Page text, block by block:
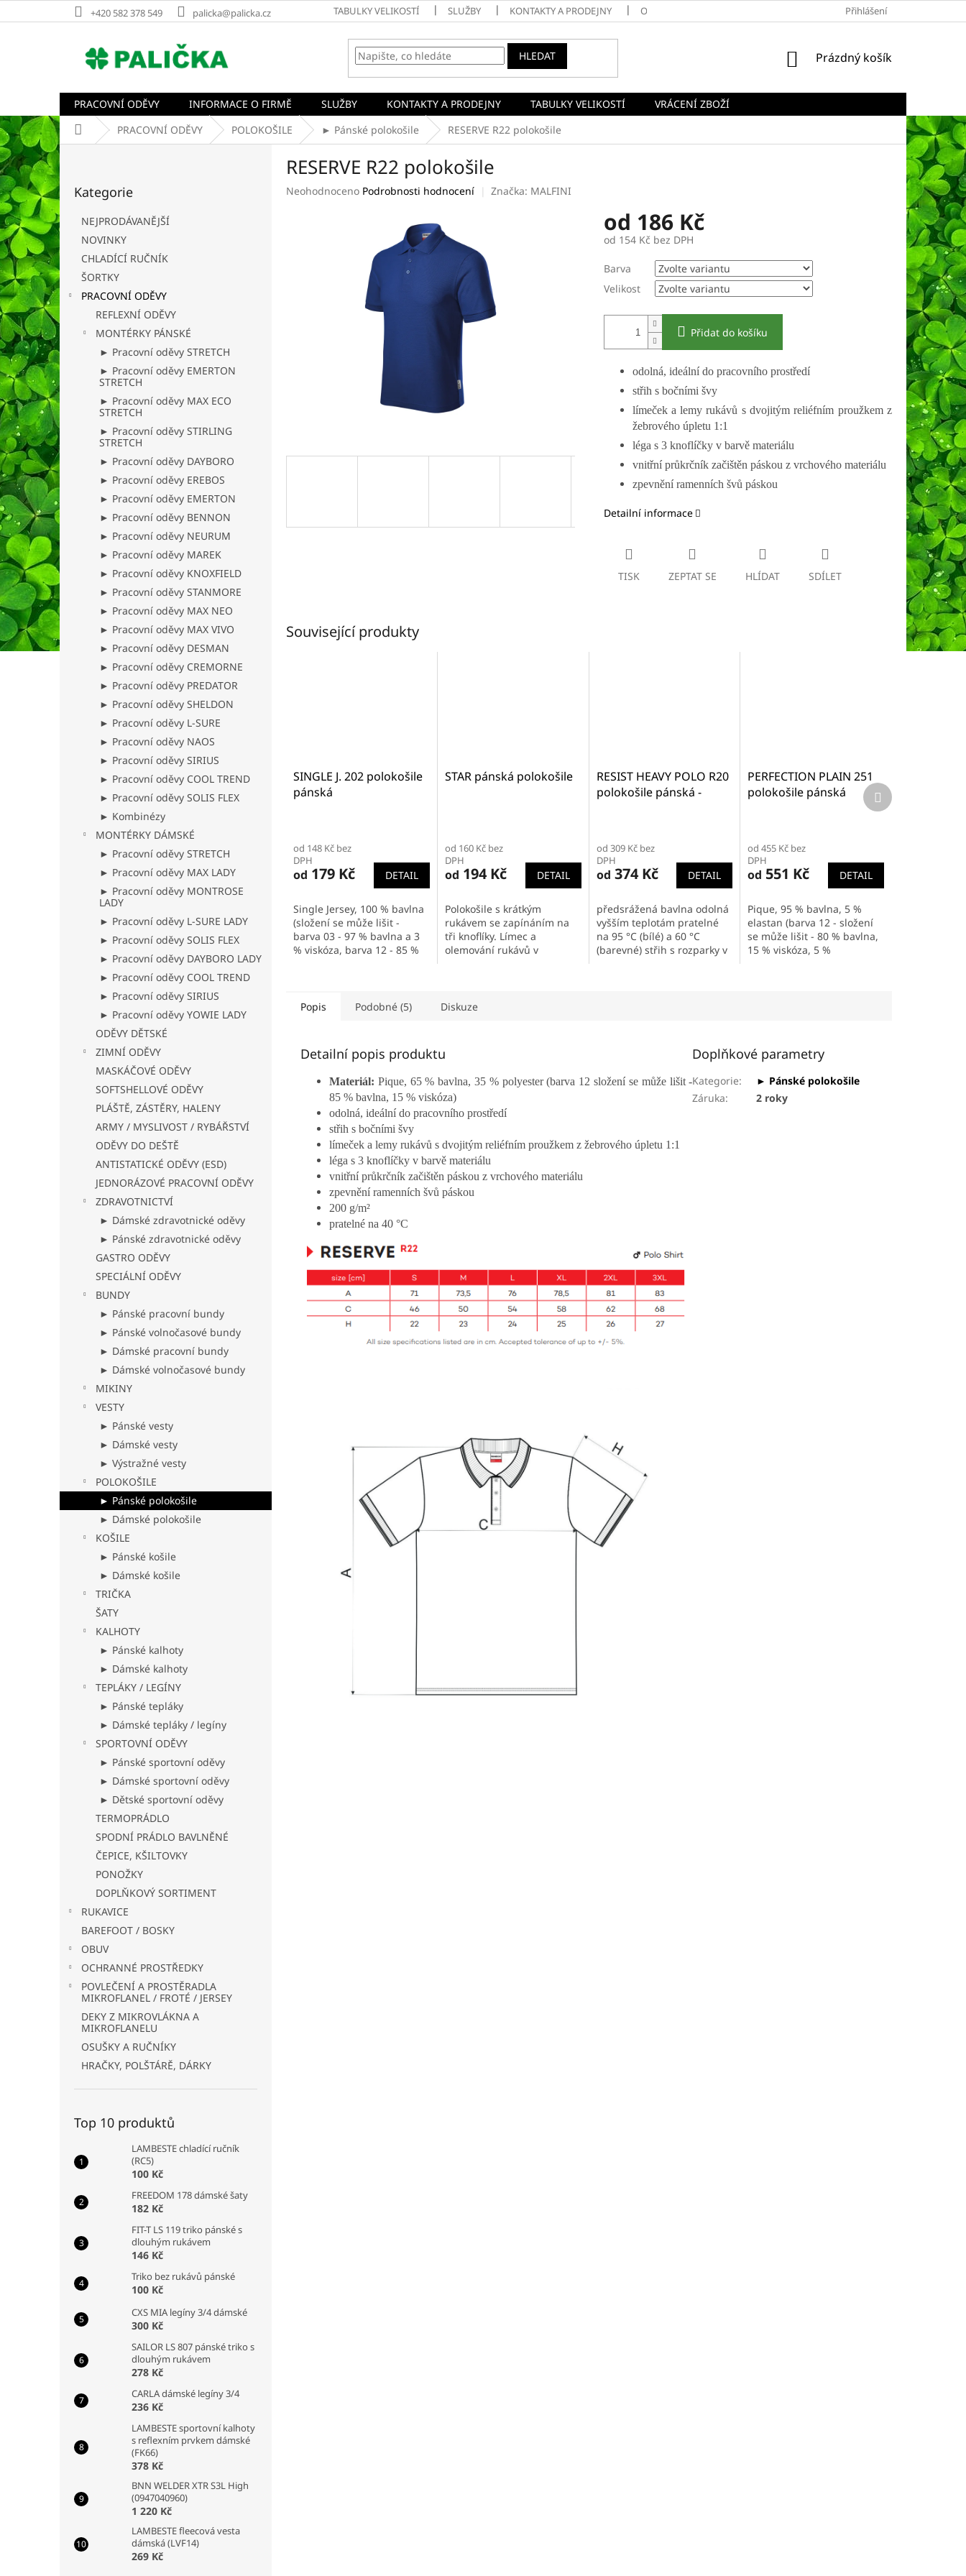
na
+420 582 378 549 palicka@palicka.cz TABULKY VELIKOSTÍ SLUŽBY KONTAKTY A PRODEJNY OBCHODNÍ PODMÍNKY PODMÍNKY OCHRANY OSOBNÍCH ÚDAJŮ
Přihlášení
HLEDAT
NÁKUPNÍ
Prázdný košík
PRACOVNÍ ODĚVY INFORMACE O FIRMĚ SLUŽBY KONTAKTY A PRODEJNY TABULKY VELIKOSTÍ
VRÁCENÍ ZBOŽÍ
Domů PRACOVNÍ ODĚVY POLOKOŠILE ► Pánské polokošile RESERVE R22 polokošile
P
o
s
t
r
a
n
n
í
p
a
n
l
kategorie
Kategorie
NEJPRODÁVANĚJŠÍ
NOVINKY
CHLADÍCÍ RUČNÍK
ŠORTKY
PRACOVNÍ ODĚVY
REFLEXNÍ ODĚVY
MONTÉRKY PÁNSKÉ
► Pracovní oděvy STRETCH
► Pracovní oděvy EMERTON
STRETCH
► Pracovní oděvy MAX ECO
STRETCH
► Pracovní oděvy STIRLING
STRETCH
► Pracovní oděvy DAYBORO
► Pracovní oděvy EREBOS
► Pracovní oděvy EMERTON
► Pracovní oděvy BENNON
► Pracovní oděvy NEURUM
► Pracovní oděvy MAREK
► Pracovní oděvy KNOXFIELD
► Pracovní oděvy STANMORE
► Pracovní oděvy MAX NEO
► Pracovní oděvy MAX VIVO
► Pracovní oděvy DESMAN
► Pracovní oděvy CREMORNE
► Pracovní oděvy PREDATOR
► Pracovní oděvy SHELDON
► Pracovní oděvy L-SURE
► Pracovní oděvy NAOS
► Pracovní oděvy SIRIUS
► Pracovní oděvy COOL TREND
► Pracovní oděvy SOLIS FLEX
► Kombinézy
MONTÉRKY DÁMSKÉ
► Pracovní oděvy STRETCH
► Pracovní oděvy MAX LADY
► Pracovní oděvy MONTROSE
LADY
► Pracovní oděvy L-SURE LADY
► Pracovní oděvy SOLIS FLEX
► Pracovní oděvy DAYBORO LADY
► Pracovní oděvy COOL TREND
► Pracovní oděvy SIRIUS
► Pracovní oděvy YOWIE LADY
ODĚVY DĚTSKÉ
ZIMNÍ ODĚVY
MASKÁČOVÉ ODĚVY
SOFTSHELLOVÉ ODĚVY
PLÁŠTĚ, ZÁSTĚRY, HALENY
ARMY / MYSLIVOST / RYBÁŘSTVÍ
ODĚVY DO DEŠTĚ
ANTISTATICKÉ ODĚVY (ESD)
JEDNORÁZOVÉ PRACOVNÍ ODĚVY
ZDRAVOTNICTVÍ
► Dámské zdravotnické oděvy
► Pánské zdravotnické oděvy
GASTRO ODĚVY
SPECIÁLNÍ ODĚVY
BUNDY
► Pánské pracovní bundy
► Pánské volnočasové bundy
► Dámské pracovní bundy
► Dámské volnočasové bundy
MIKINY
VESTY
► Pánské vesty
► Dámské vesty
► Výstražné vesty
POLOKOŠILE
► Pánské polokošile
► Dámské polokošile
KOŠILE
► Pánské košile
► Dámské košile
TRIČKA
ŠATY
KALHOTY
► Pánské kalhoty
► Dámské kalhoty
TEPLÁKY / LEGÍNY
► Pánské tepláky
► Dámské tepláky / legíny
SPORTOVNÍ ODĚVY
► Pánské sportovní oděvy
► Dámské sportovní oděvy
► Dětské sportovní oděvy
TERMOPRÁDLO
SPODNÍ PRÁDLO BAVLNĚNÉ
ČEPICE, KŠILTOVKY
PONOŽKY
DOPLŇKOVÝ SORTIMENT
RUKAVICE
BAREFOOT / BOSKY
OBUV
OCHRANNÉ PROSTŘEDKY
POVLEČENÍ A PROSTĚRADLA
MIKROFLANEL / FROTÉ / JERSEY
DEKY Z MIKROVLÁKNA A
MIKROFLANELU
OSUŠKY A RUČNÍKY
HRAČKY, POLŠTÁRĚ, DÁRKY
Top 10 produktů
LAMBESTE chladící ručník
(RC5)
100 Kč
FREEDOM 178 dámské šaty
182 Kč
FIT-T LS 119 triko pánské s
dlouhým rukávem
146 Kč
Triko bez rukávů pánské
100 Kč
CXS MIA legíny 3/4 dámské
300 Kč
SAILOR LS 807 pánské triko s
dlouhým rukávem
278 Kč
CARLA dámské legíny 3/4
236 Kč
LAMBESTE sportovní kalhoty
s reflexním prvkem dámské
(FK66)
378 Kč
BNN WELDER XTR S3L High
(0947040960)
1 220 Kč
LAMBESTE fleecová vesta
dámská (LVF14)
269 Kč
RESERVE R22 polokošile
Průměrné
Neohodnoceno Podrobnosti hodnocení Značka: MALFINI
od 186 Kč
od 154 Kč bez DPH
cena:
Barva
Velikost
Přidat do košíku
odolná, ideální do pracovního prostředí
střih s bočními švy
límeček a lemy rukávů s dvojitým reliéfním proužkem z
žebrového úpletu 1:1
léga s 3 knoflíčky v barvě materiálu
vnitřní průkrčník začištěn páskou z vrchového materiálu
zpevnění ramenních švů páskou
Detailní informace
TISK ZEPTAT SE HLÍDAT SDÍLET
Související produkty
SINGLE J. 202 polokošile
pánská
od 148 Kč bez
DPH
od 179 Kč DETAIL
Single Jersey, 100 % bavlna
(složení se může lišit -
barva 03 - 97 % bavlna a 3
% viskóza, barva 12 - 85 %
STAR pánská polokošile
produktu
je
5,0
5
hvězdiček.
od 160 Kč bez
DPH
od 194 Kč DETAIL
Polokošile s krátkým
rukávem se zapínáním na
tři knoflíky. Límec a
olemování rukávů v
průkrčníku, boční...
RESIST HEAVY POLO R20
polokošile pánská -
od 309 Kč bez
DPH
od 374 Kč DETAIL
předsrážená bavlna odolná
vyšším teplotám pratelné
na 95 °C (bílé) a 60 °C
(barevné) střih s rozparky v
PERFECTION PLAIN 251
polokošile pánská
od 455 Kč bez
DPH
od 551 Kč DETAIL
Pique, 95 % bavlna, 5 %
elastan (barva 12 - složení
se může lišit - 80 % bavlna,
15 % viskóza, 5 %
Další
produkt
Popis Podobné (5) Diskuze
Detailní popis produktu
Materiál: Pique, 65 % bavlna, 35 % polyester (barva 12 složení se může lišit -
85 % bavlna, 15 % viskóza)
odolná, ideální do pracovního prostředí
střih s bočními švy
límeček a lemy rukávů s dvojitým reliéfním proužkem z žebrového úpletu 1:1
léga s 3 knoflíčky v barvě materiálu
vnitřní průkrčník začištěn páskou z vrchového materiálu
zpevnění ramenních švů páskou
200 g/m²
pratelné na 40 °C
Doplňkové parametry
Kategorie:
► Pánské polokošile
Záruka: 2 roky